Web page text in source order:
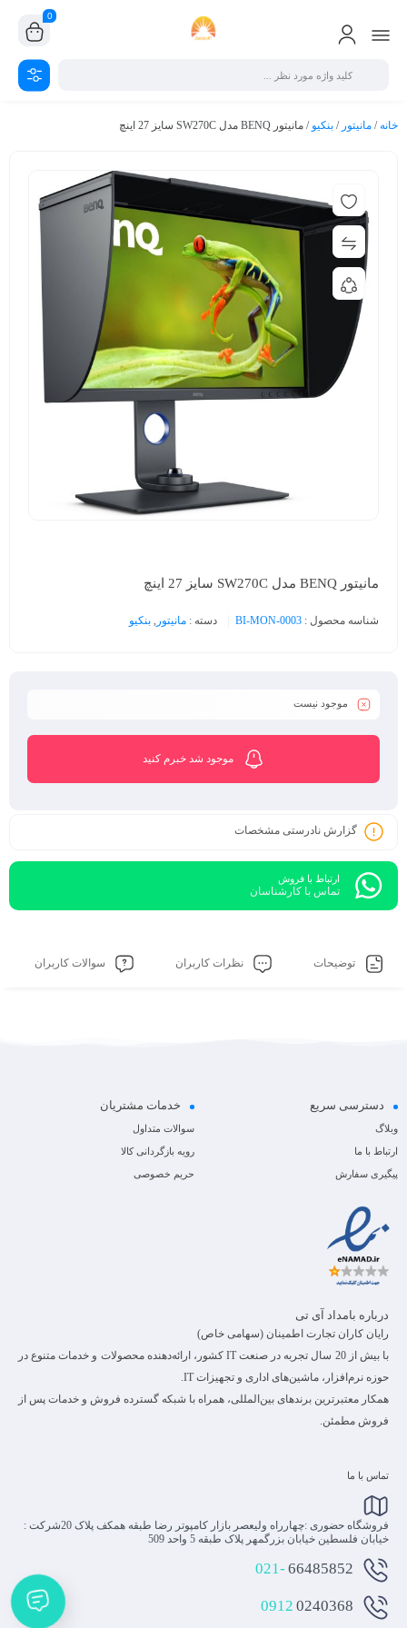
0
خانه/ مانیتور / بنکیو / مانیتور BENQ مدل SW270C سایز 27 اینچ
مانیتور BENQ مدل SW270C سایز 27 اینچ
شناسه محصول : BI-MON-0003 دسته : مانیتور , بنکیو
موجود نیست
موجود شد خبرم کنید
گزارش نادرستی مشخصات
ارتباط با فروش
تماس با کارشناسان
توضیحات نظرات کاربران سوالات کاربران
دسترسی سریع
وبلاگ
ارتباط با ما
پیگیری سفارش
خدمات مشتریان
سوالات متداول
رویه بازگردانی کالا
حریم خصوصی
درباره بامداد آی تی
رایان کاران تجارت اطمینان (سهامی خاص)
با بیش از 20 سال تجربه در صنعت IT کشور، ارائه‌دهنده محصولات و خدمات متنوع در
حوزه نرم‌افزار، ماشین‌های اداری و تجهیزات IT.
همکار معتبرترین برندهای بین‌المللی، همراه با شبکه گسترده فروش و خدمات پس از
فروش مطمئن.
تماس با ما
فروشگاه حضوری :چهارراه ولیعصر بازار کامپوتر رضا طبقه همکف پلاک 20شرکت :
خیابان فلسطین خیابان بزرگمهر پلاک طبقه 5 واحد 509
021- 66485852
0912 0240368